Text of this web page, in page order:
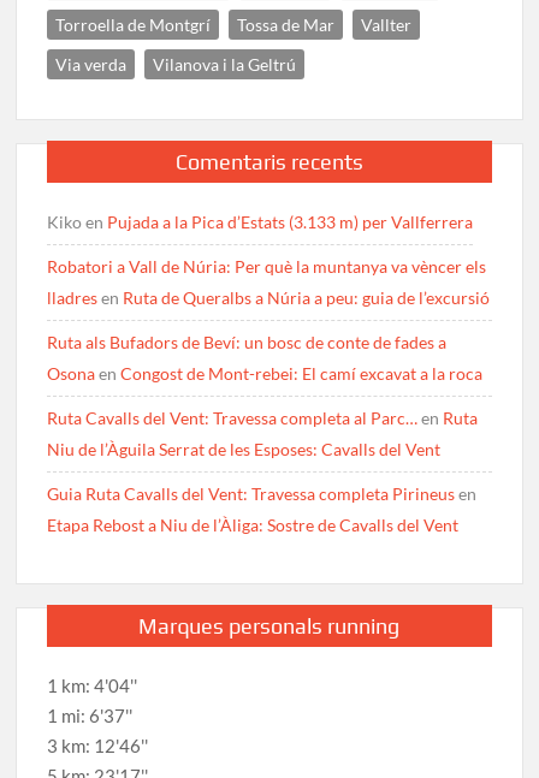
Torroella de Montgrí
Tossa de Mar
Vallter
Via verda
Vilanova i la Geltrú
Comentaris recents
Kikoen Pujada a la Pica d’Estats (3.133 m) per Vallferrera
Robatori a Vall de Núria: Per què la muntanya va vèncer els
lladresen Ruta de Queralbs a Núria a peu: guia de l’excursió
Ruta als Bufadors de Beví: un bosc de conte de fades a
OsonaenCongost de Mont-rebei: El camí excavat a la roca
Ruta Cavalls del Vent: Travessa completa al Parc…en Ruta
Niu de l’Àguila Serrat de les Esposes: Cavalls del Vent
Guia Ruta Cavalls del Vent: Travessa completa Pirineusen
Etapa Rebost a Niu de l’Àliga: Sostre de Cavalls del Vent
Marques personals running
1 km: 4'04''
1 mi: 6'37''
3 km: 12'46''